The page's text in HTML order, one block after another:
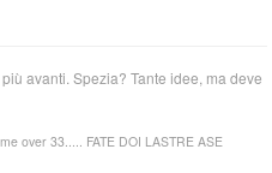
avanti. Spezia? Tante idee, ma deve
over 33..... FATE DOI LASTRE ASE